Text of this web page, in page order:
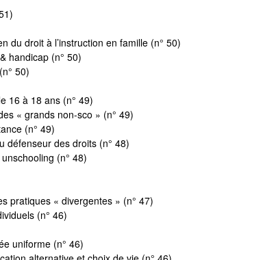
du droit à l’instruction en famille (n° 50)
handicap (n° 50)
(n° 50)
16 à 18 ans (n° 49)
« grands non-sco » (n° 49)
(n° 49)
défenseur des droits (n° 48)
(n° 48)
pratiques « divergentes » (n° 47)
(n° 46)
uniforme (n° 46)